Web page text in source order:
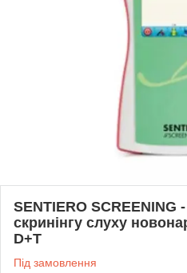
SENTIERO SCREENING
скринінгу слуху
D+Т
Під замовлення